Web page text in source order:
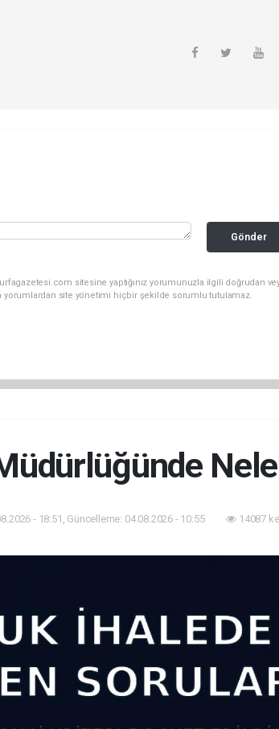
Gönder
sitesine yaptığınız yorumunuzla ilgili doğrudan
yorumlardan site yönetimi hiçbir şekilde sorumlu tutulamaz.
- 18:51, Güncelleme: 04.08.2026 - 10:55 14087